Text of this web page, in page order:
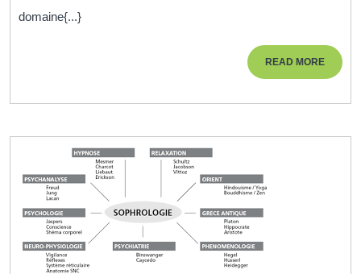
Beauté
Naturelle
domaine{...}
READ MOREREAD
MORE